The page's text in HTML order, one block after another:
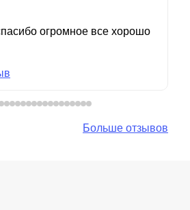
огромное все хорошо
Больше отзывов